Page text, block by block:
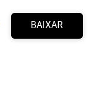
BAIXAR